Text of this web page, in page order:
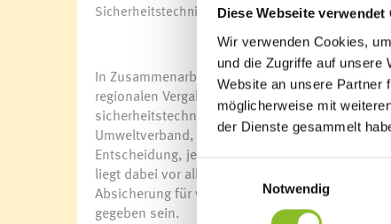
Diese Webseite verwendet
Wir verwenden Cookies,
und die Zugriffe auf unsere
Website an unsere Partner
möglicherweise mit
der Dienste gesammelt
Einwilligungsauswahl
Notwendig
Sicherheitstechnische Überprüfungen werden in
In Zusammenarbeit mit dem Umweltverband
regionalen Vergabe der gesetzlich
sicherheitstechnische Prüfer erarbeitet.
Umweltverband, der Firma SafeSide und der
Entscheidung, jene Teilbereiche über die Regio
liegt dabei vor allem auf der Einhaltung und
Absicherung für verantwortliche Bauamts- und
gegeben sein.